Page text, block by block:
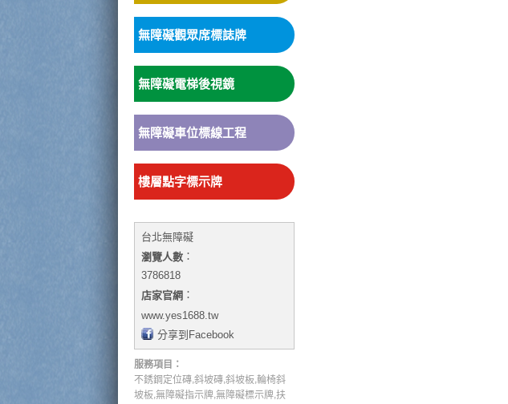
無障礙觀眾席標誌牌
無障礙電梯後視鏡
無障礙車位標線工程
樓層點字標示牌
台北無障礙
瀏覽人數 ：
3786818
店家官網 ：
www.yes1688.tw
分享到Facebook
服務項目：
不銹鋼定位磚,斜坡磚,斜坡板,輪椅斜
坡板 無障礙指示牌 無障礙標示牌 扶